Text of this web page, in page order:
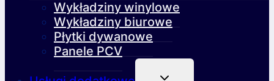
Podrzędne
Wykładziny winylowe
Wykładziny biurowe
Płytki dywanowe
Panele PCV
Przełącz